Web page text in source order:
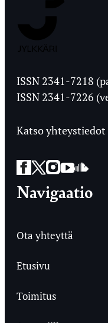
Ylioppilaslehti
ISSN 2341-7218
ISSN 2341-7226
Katso yhteystiedot
Facebook
Twitter
Instagram
YouTube
Navigaatio
Ota yhteyttä
Etusivu
Toimitus